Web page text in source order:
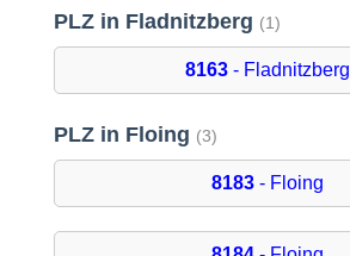
PLZ in Fladnitzberg (1)
8163- Fladnitzberg
PLZ in Floing (3)
8183- Floing